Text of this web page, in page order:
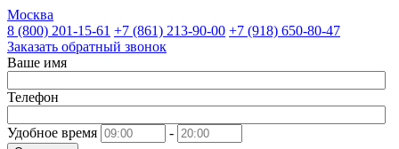
Москва
8 (800) 201-15-61 +7 (861) 213-90-00 +7 (918) 650-80-47
Заказать обратный звонок
Ваше имя
Телефон
Удобное время -